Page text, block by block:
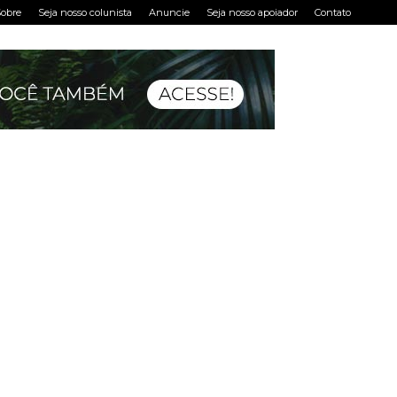
Seja nosso colunista Anuncie Seja nosso apoiador Contato